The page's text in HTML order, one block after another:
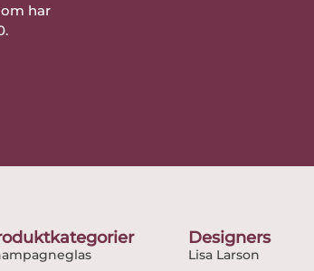
har
Designers
Lisa Larson